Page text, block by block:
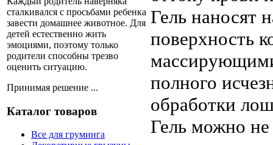
сталкивался с просьбами ребенка
завести домашнее животное. Для
детей естественно жить
эмоциями, поэтому только
родители способны трезво
оценить ситуацию.
Принимая решение ...
Каталог товаров
Все для груминга
Гель наносят
поверхность
полного
обработки
Гель можно